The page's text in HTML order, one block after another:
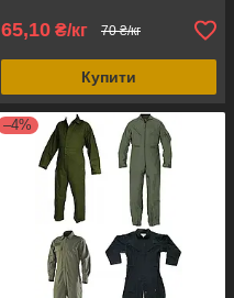
65,10 ₴/кг 70 ₴/кг
Купити
–4%